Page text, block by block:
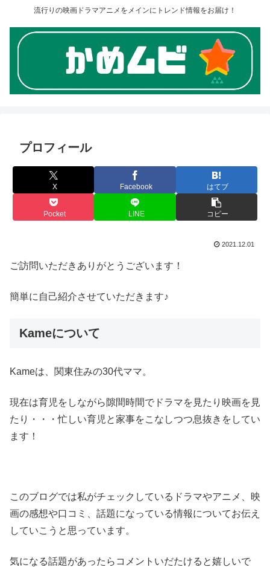
流行りの映画ドラマアニメをメインにトレンド情報をお届け！
プロフィール
X Facebook はてブ
Pocket LINE コピー
2021.12.01
ご訪問いただきありがとうございます！
簡単に自己紹介させていただきます♪
Kameについて
Kameは、関東住みの30代ママ。
現在は育児をしながら隙間時間でドラマを見たり映画を見
たり・・・忙しい育児と家事をこなしつつ息抜きをしてい
ます！
このブログでは私がチェックしているドラマやアニメ、映
画の感想や口コミ、話題になっている情報についてお伝え
していこうと思っています。
気になる話題があったらコメントいだたけると嬉しいで